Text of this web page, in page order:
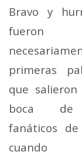
Bravo y
fueron
primeras
que
boca
fanáticos de
cuando